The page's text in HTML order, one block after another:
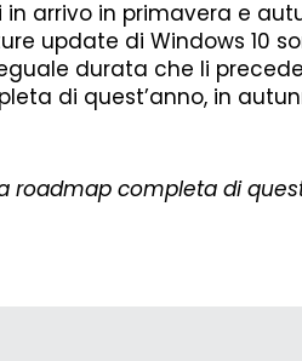
arrivo in primavera e
update di Windows 10
durata che li
di quest’anno, in
roadmap completa di